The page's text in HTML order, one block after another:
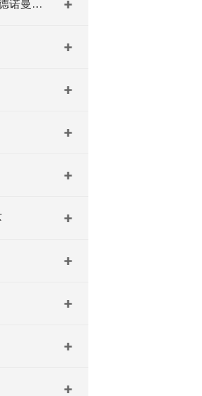
INTERNORMEN英德诺曼滤芯